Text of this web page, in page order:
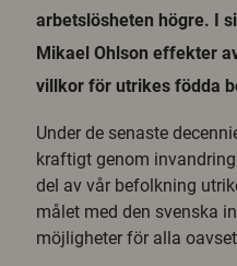
arbetslösheten högre. I
Mikael Ohlson effekter
villkor för utrikes födda
Under de senaste
kraftigt genom
del av vår befolkning
målet med den svenska
möjligheter för alla